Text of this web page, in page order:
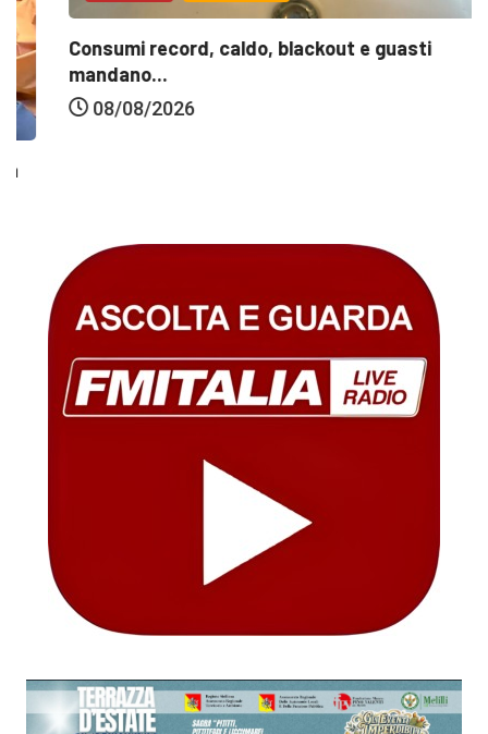
Consumi record, caldo, blackout e guasti
mandano...
08/08/2026